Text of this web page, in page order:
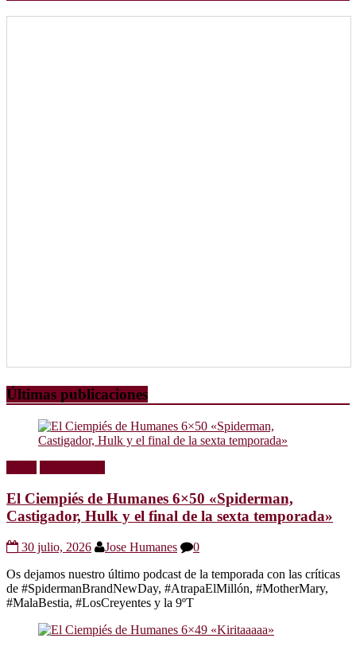
Últimas publicaciones
El Ciempiés de Humanes 6×50 «Spiderman,
Castigador, Hulk y el final de la sexta temporada»
30 julio, 2026 Jose Humanes
0
Os dejamos nuestro último podcast de la temporada con las críticas
de #SpidermanBrandNewDay, #AtrapaElMillón, #MotherMary,
#MalaBestia, #LosCreyentes y la 9ºT